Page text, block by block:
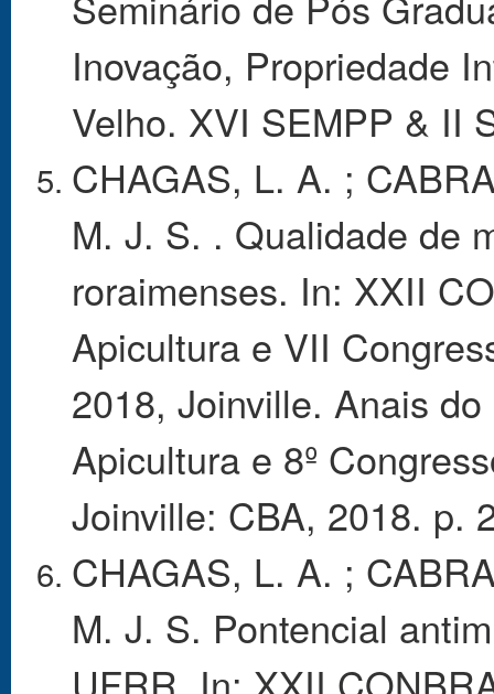
Inovação, Propriedade
Velho. XVI SEMPP & II
CHAGAS, L. A. ;
M. J. S. . Qualidade de
roraimenses. In: XXII
Apicultura e VII
2018, Joinville. Anais
Apicultura e 8º
Joinville: CBA, 2018. p.
CHAGAS, L. A. ;
M. J. S. Pontencial